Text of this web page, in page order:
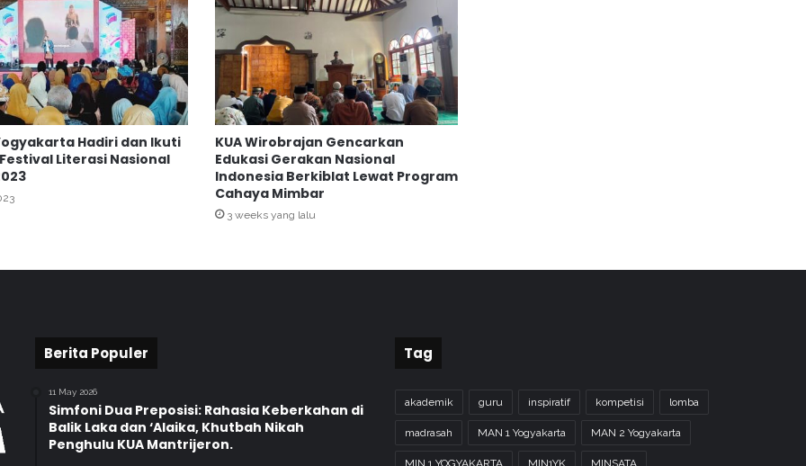
l
i
K
e
m
e
n
a
a
Hadiri dan Ikuti
Literasi Nasional
KUA Wirobrajan Gencarkan
Edukasi Gerakan Nasional
Indonesia Berkiblat Lewat Program
Cahaya Mimbar
3 weeks yang lalu
Berita Populer
11 May 2026
Simfoni Dua Preposisi: Rahasia Keberkahan di
Balik Laka dan ‘Alaika, Khutbah Nikah
Penghulu KUA Mantrijeron.
Tag
akademik guru inspiratif kompetisi lomba
madrasah MAN 1 Yogyakarta MAN 2 Yogyakarta
MIN 1 YOGYAKARTA MIN1YK MINSATA